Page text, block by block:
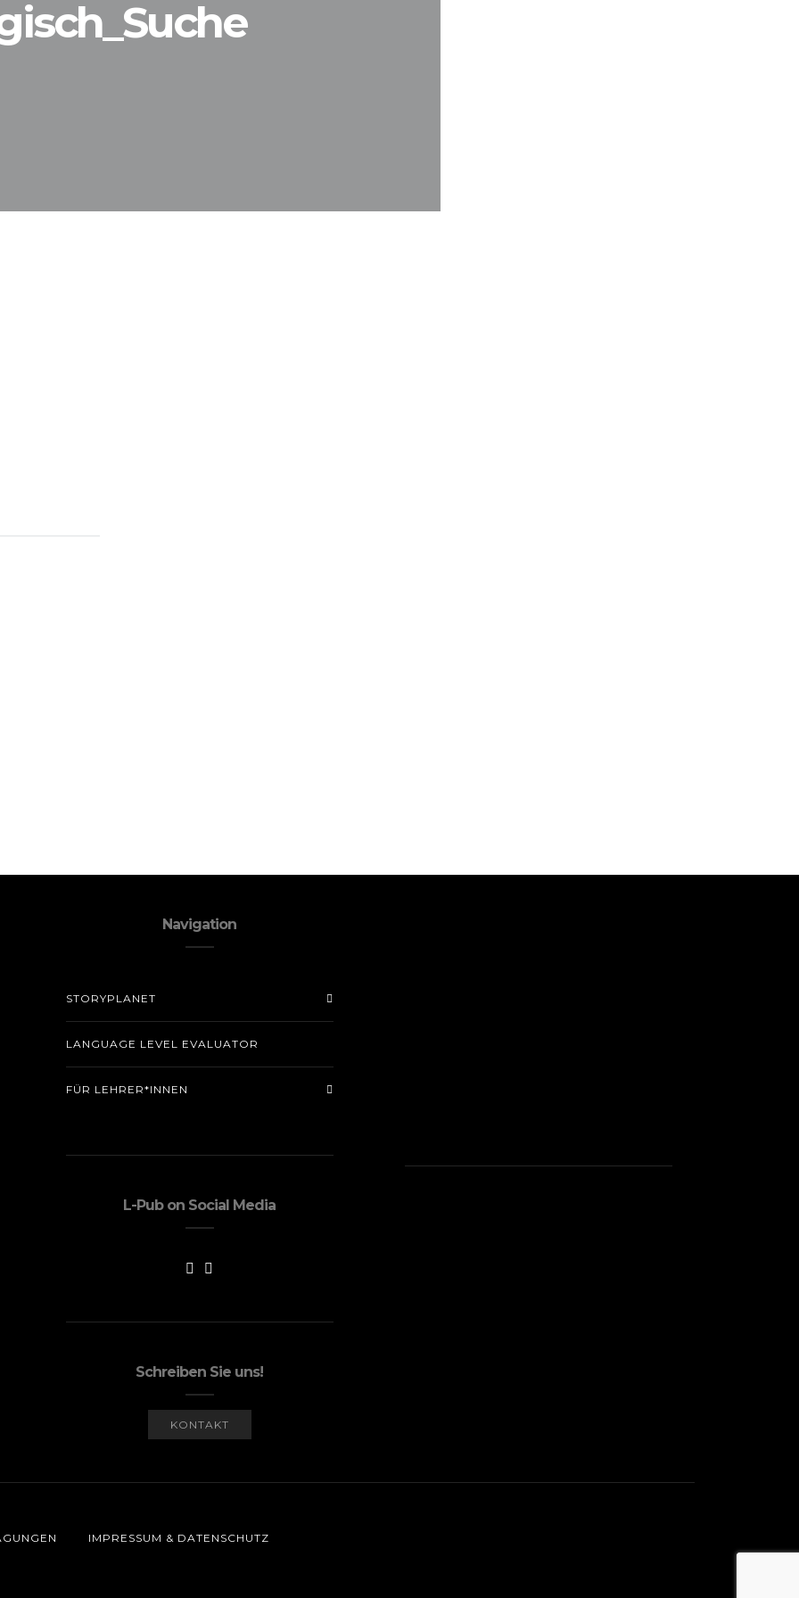
Navigation
STORYPLANET
LANGUAGE LEVEL EVALUATOR
FÜR LEHRER*INNEN
L-Pub on Social Media
Schreiben Sie uns!
KONTAKT
IMPRESSUM & DATENSCHUTZ